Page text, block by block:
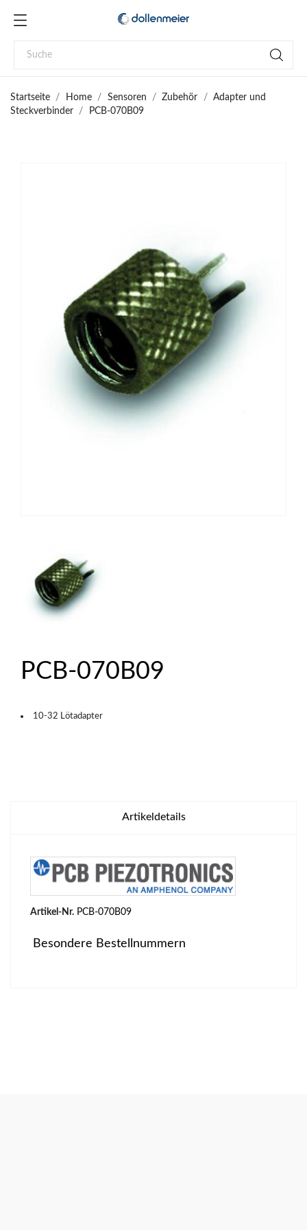
Startseite Home Sensoren Zubehör
Adapter und
Steckverbinder
PCB-070B09
PCB-070B09
10-32 Lötadapter
Artikeldetails
Artikel-Nr. PCB-070B09
Besondere Bestellnummern